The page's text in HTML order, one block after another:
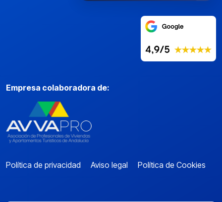
Empresa colaboradora de:
Política de privacidad Aviso legal Política de Cookies